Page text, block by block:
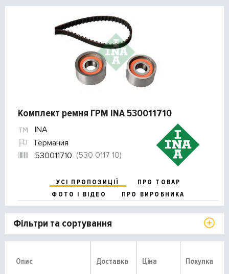
Комплект ремня ГРМ INA 530011710
INA
Германия
530011710 (530 0117 10)
УСІ ПРОПОЗИЦІЇ
ПРО ТОВАР
ФОТО І ВІДЕО
ПРО ВИРОБНИКА
Фільтри та сортування
Опис Доставка Ціна Покупка